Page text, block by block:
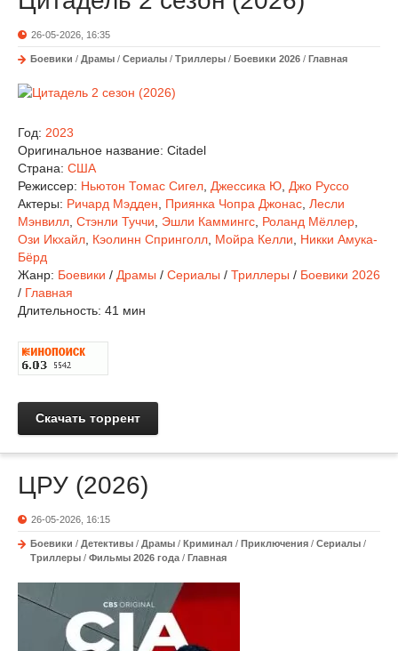
26-05-2026, 16:35
Боевики / Драмы / Сериалы / Триллеры / Боевики 2026 / Главная
Год: 2023
Оригинальное название: Citadel
Страна: США
Режиссер: Ньютон Томас Сигел Джессика Ю Джо Руссо
Актеры: Ричард Мэдден Приянка Чопра Джонас Лесли
Мэнвилл Стэнли Туччи Эшли Каммингс Роланд Мёллер
Ози Икхайл Кэолинн Спринголл Мойра Келли
Никки Амука-
Бёрд
Жанр: Боевики / Драмы / Сериалы / Триллеры / Боевики 2026
/ Главная
Длительность: 41 мин
Скачать торрент
ЦРУ (2026)
26-05-2026, 16:15
Боевики / Детективы / Драмы / Криминал / Приключения / Сериалы /
Триллеры / Фильмы 2026 года / Главная